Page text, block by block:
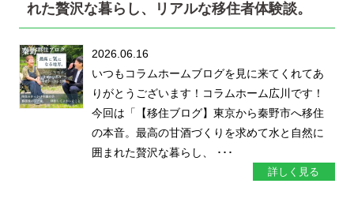
れた贅沢な暮らし、リアルな移住者体験談。
2026.06.16
いつもコラムホームブログを見に来てくれてあ
りがとうございます！コラムホーム広川です！
今回は「【移住ブログ】東京から秦野市へ移住
の本音。最高の甘酒づくりを求めて水と自然に
囲まれた贅沢な暮らし、 ･･･
詳しく見る